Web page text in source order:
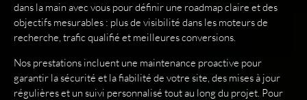
dans la main avec vous pour définir une roadmap claire et des
objectifs mesurables : plus de visibilité dans les moteurs de
recherche, trafic qualifié et meilleures conversions.
Nos prestations incluent une maintenance proactive pour
garantir la sécurité et la fiabilité de votre site, des mises à jour
régulières et un suivi personnalisé tout au long du projet. Pour